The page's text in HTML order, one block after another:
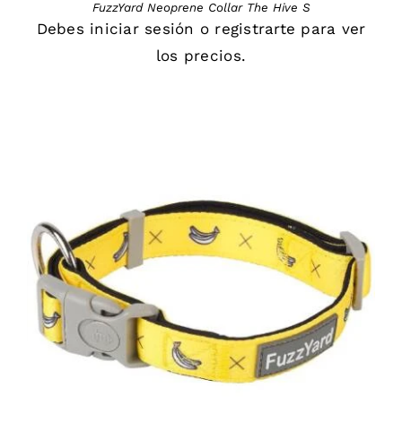
FuzzYard Neoprene Collar The Hive S
Debes iniciar sesión o registrarte para ver
los precios.